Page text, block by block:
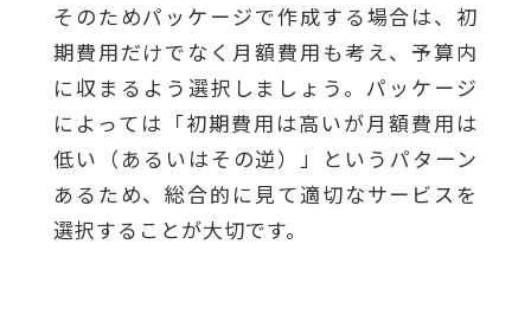
そのためパッケージで作成する場合は、初
期費用だけでなく月額費用も考え、予算内
に収まるよう選択しましょう。パッケージ
によっては「初期費用は高いが月額費用は
低い（あるいはその逆）」というパターン
あるため、総合的に見て適切なサービスを
選択することが大切です。